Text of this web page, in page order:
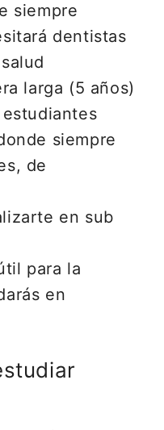
siempre
dentistas
larga (5 años)
siempre
de
en sub
para la
en